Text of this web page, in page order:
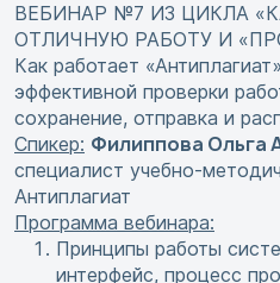
ВЕБИНАР №7 ИЗ ЦИКЛА
ОТЛИЧНУЮ РАБОТУ И
Как работает
эффективной проверки
сохранение, отправка и
Спикер: Филиппова Ольга
специалист учебно-
Антиплагиат
Программа вебинара:
Принципы работы
интерфейс, процесс